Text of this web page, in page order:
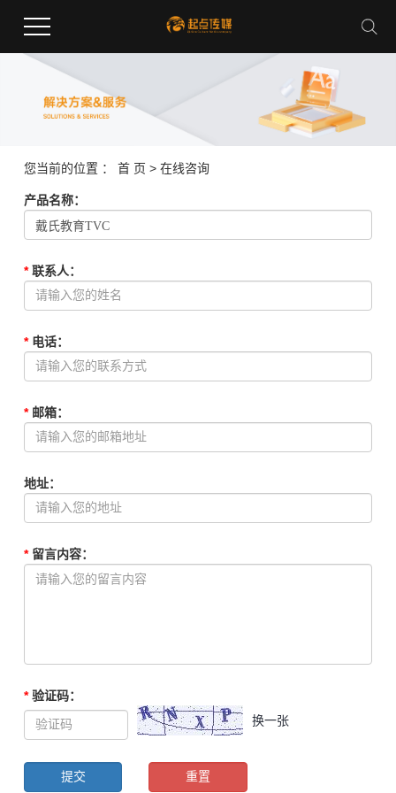
您当前的位置 ： 首 页 > 在线咨询
产品名称：
* 联系人：
* 电话：
* 邮箱：
地址：
* 留言内容：
* 验证码：
换一张